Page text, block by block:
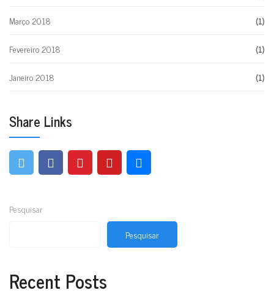
Março 2018
(1)
Fevereiro 2018
(1)
Janeiro 2018
(1)
Share Links
Pesquisar
Pesquisar
Recent Posts